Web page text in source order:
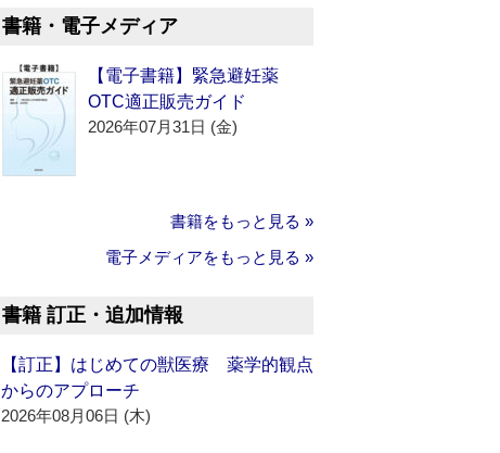
書籍・電子メディア
【電子書籍】緊急避妊薬
OTC適正販売ガイド
2026年07月31日 (金)
書籍をもっと見る »
電子メディアをもっと見る »
書籍 訂正・追加情報
【訂正】はじめての獣医療 薬学的観点
からのアプローチ
2026年08月06日 (木)